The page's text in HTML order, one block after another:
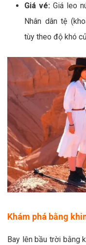
Giá vé: Giá leo
Nhân dân tệ
tùy theo độ khó
Khám phá bằng
Bay lên bầu trời bằng